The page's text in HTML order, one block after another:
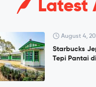
Latest
August 4,
Starbucks
Tepi Pantai